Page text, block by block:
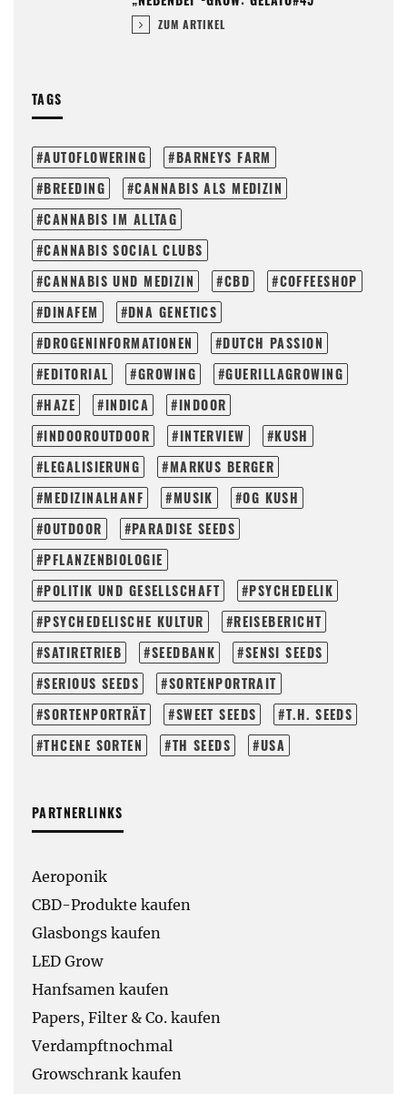
ZUM ARTIKEL
TAGS
AUTOFLOWERING
BARNEYS FARM
BREEDING
CANNABIS ALS MEDIZIN
CANNABIS IM ALLTAG
CANNABIS SOCIAL CLUBS
CANNABIS UND MEDIZIN
CBD
COFFEESHOP
DINAFEM
DNA GENETICS
DROGENINFORMATIONEN
DUTCH PASSION
EDITORIAL
GROWING
GUERILLAGROWING
HAZE
INDICA
INDOOR
INDOOROUTDOOR
INTERVIEW
KUSH
LEGALISIERUNG
MARKUS BERGER
MEDIZINALHANF
MUSIK
OG KUSH
OUTDOOR
PARADISE SEEDS
PFLANZENBIOLOGIE
POLITIK UND GESELLSCHAFT
PSYCHEDELIK
PSYCHEDELISCHE KULTUR
REISEBERICHT
SATIRETRIEB
SEEDBANK
SENSI SEEDS
SERIOUS SEEDS
SORTENPORTRAIT
SORTENPORTRÄT
SWEET SEEDS
T.H. SEEDS
THCENE SORTEN
TH SEEDS USA
PARTNERLINKS
Aeroponik
CBD-Produkte kaufen
Glasbongs kaufen
LED Grow
Hanfsamen kaufen
Papers, Filter & Co. kaufen
Verdampftnochmal
Growschrank kaufen